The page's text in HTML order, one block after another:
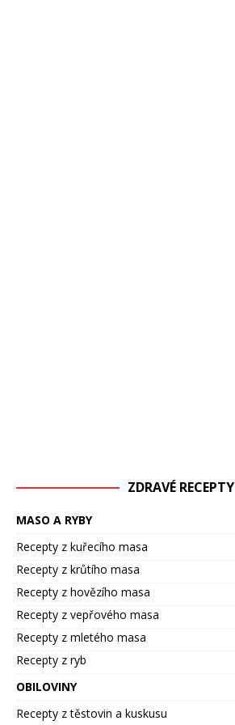
ZDRAVÉ RECEPTY
MASO A RYBY
Recepty z kuřecího masa
Recepty z krůtího masa
Recepty z hovězího masa
Recepty z vepřového masa
Recepty z mletého masa
Recepty z ryb
OBILOVINY
Recepty z těstovin a kuskusu